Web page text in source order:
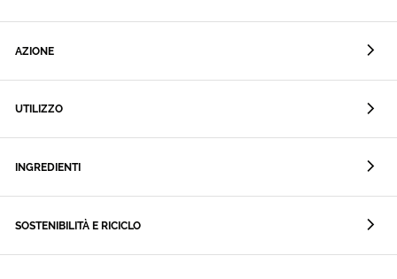
AZIONE
UTILIZZO
INGREDIENTI
SOSTENIBILITÀ E RICICLO